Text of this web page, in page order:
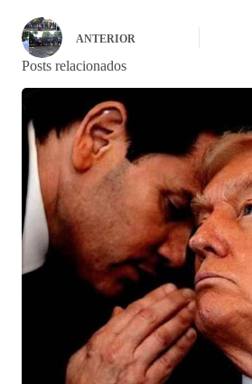
ANTERIOR
Posts relacionados